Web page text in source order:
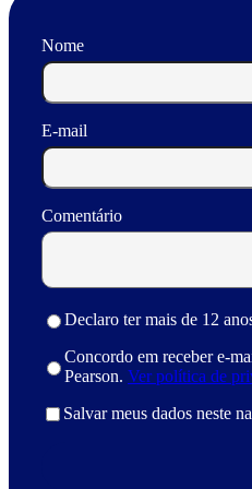
Nome
E-mail
Comentário
Declaro ter mais de 12
Concordo em receber e-
Pearson. Ver política de
Salvar meus dados neste